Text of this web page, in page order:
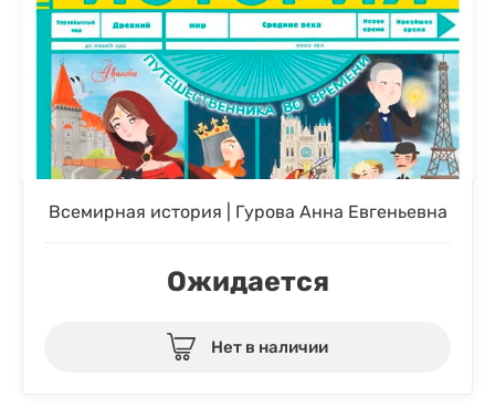
Всемирная история | Гурова Анна Евгеньевна
Ожидается
Нет в наличии